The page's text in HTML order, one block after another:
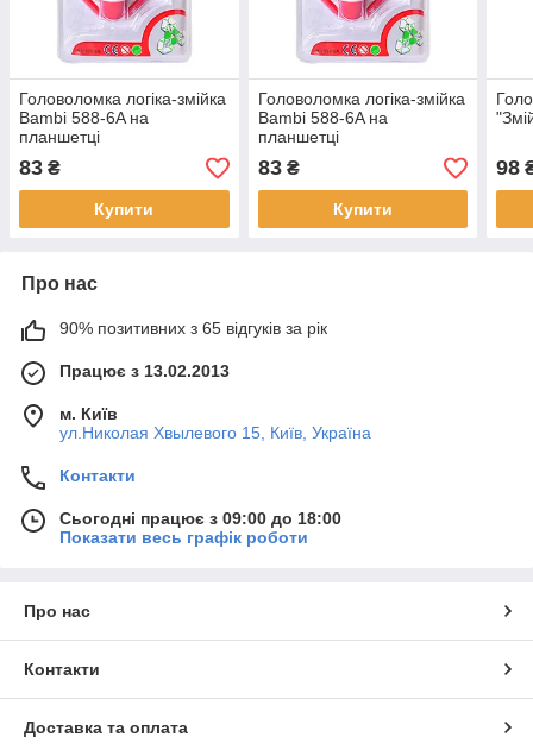
Головоломка логіка-змійка
Bambi 588-6A на
планшетці
83 ₴
Купити
Головоломка логіка-змійка
Bambi 588-6A на
планшетці
83₴
Купити
98
Про нас
90% позитивних з 65 відгуків за рік
Працює з 13.02.2013
м. Київ
ул.Николая Хвылевого 15, Київ, Україна
Контакти
Сьогодні працює з 09:00 до 18:00
Показати весь графік роботи
Про нас
Контакти
Доставка та оплата